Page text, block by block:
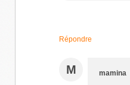
Répondre
M mamina